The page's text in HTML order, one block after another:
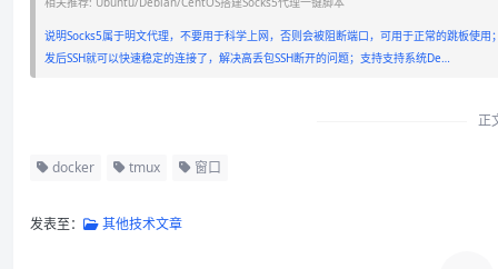
说明Socks5属于明文代理，不要用于科学上网，否则会被阻断端口，可用于正常的跳板使
发后SSH就可以快速稳定的连接了，解决高丢包SSH断开的问题；支持支持系统De…
正
docker tmux 窗口
发表至： 其他技术文章